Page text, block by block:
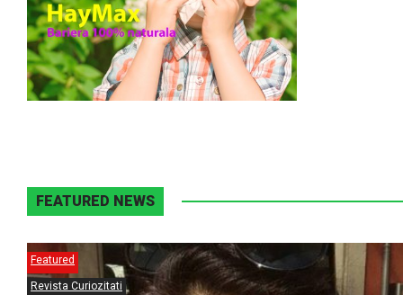
FEATURED NEWS
Featured
Revista Curiozitati